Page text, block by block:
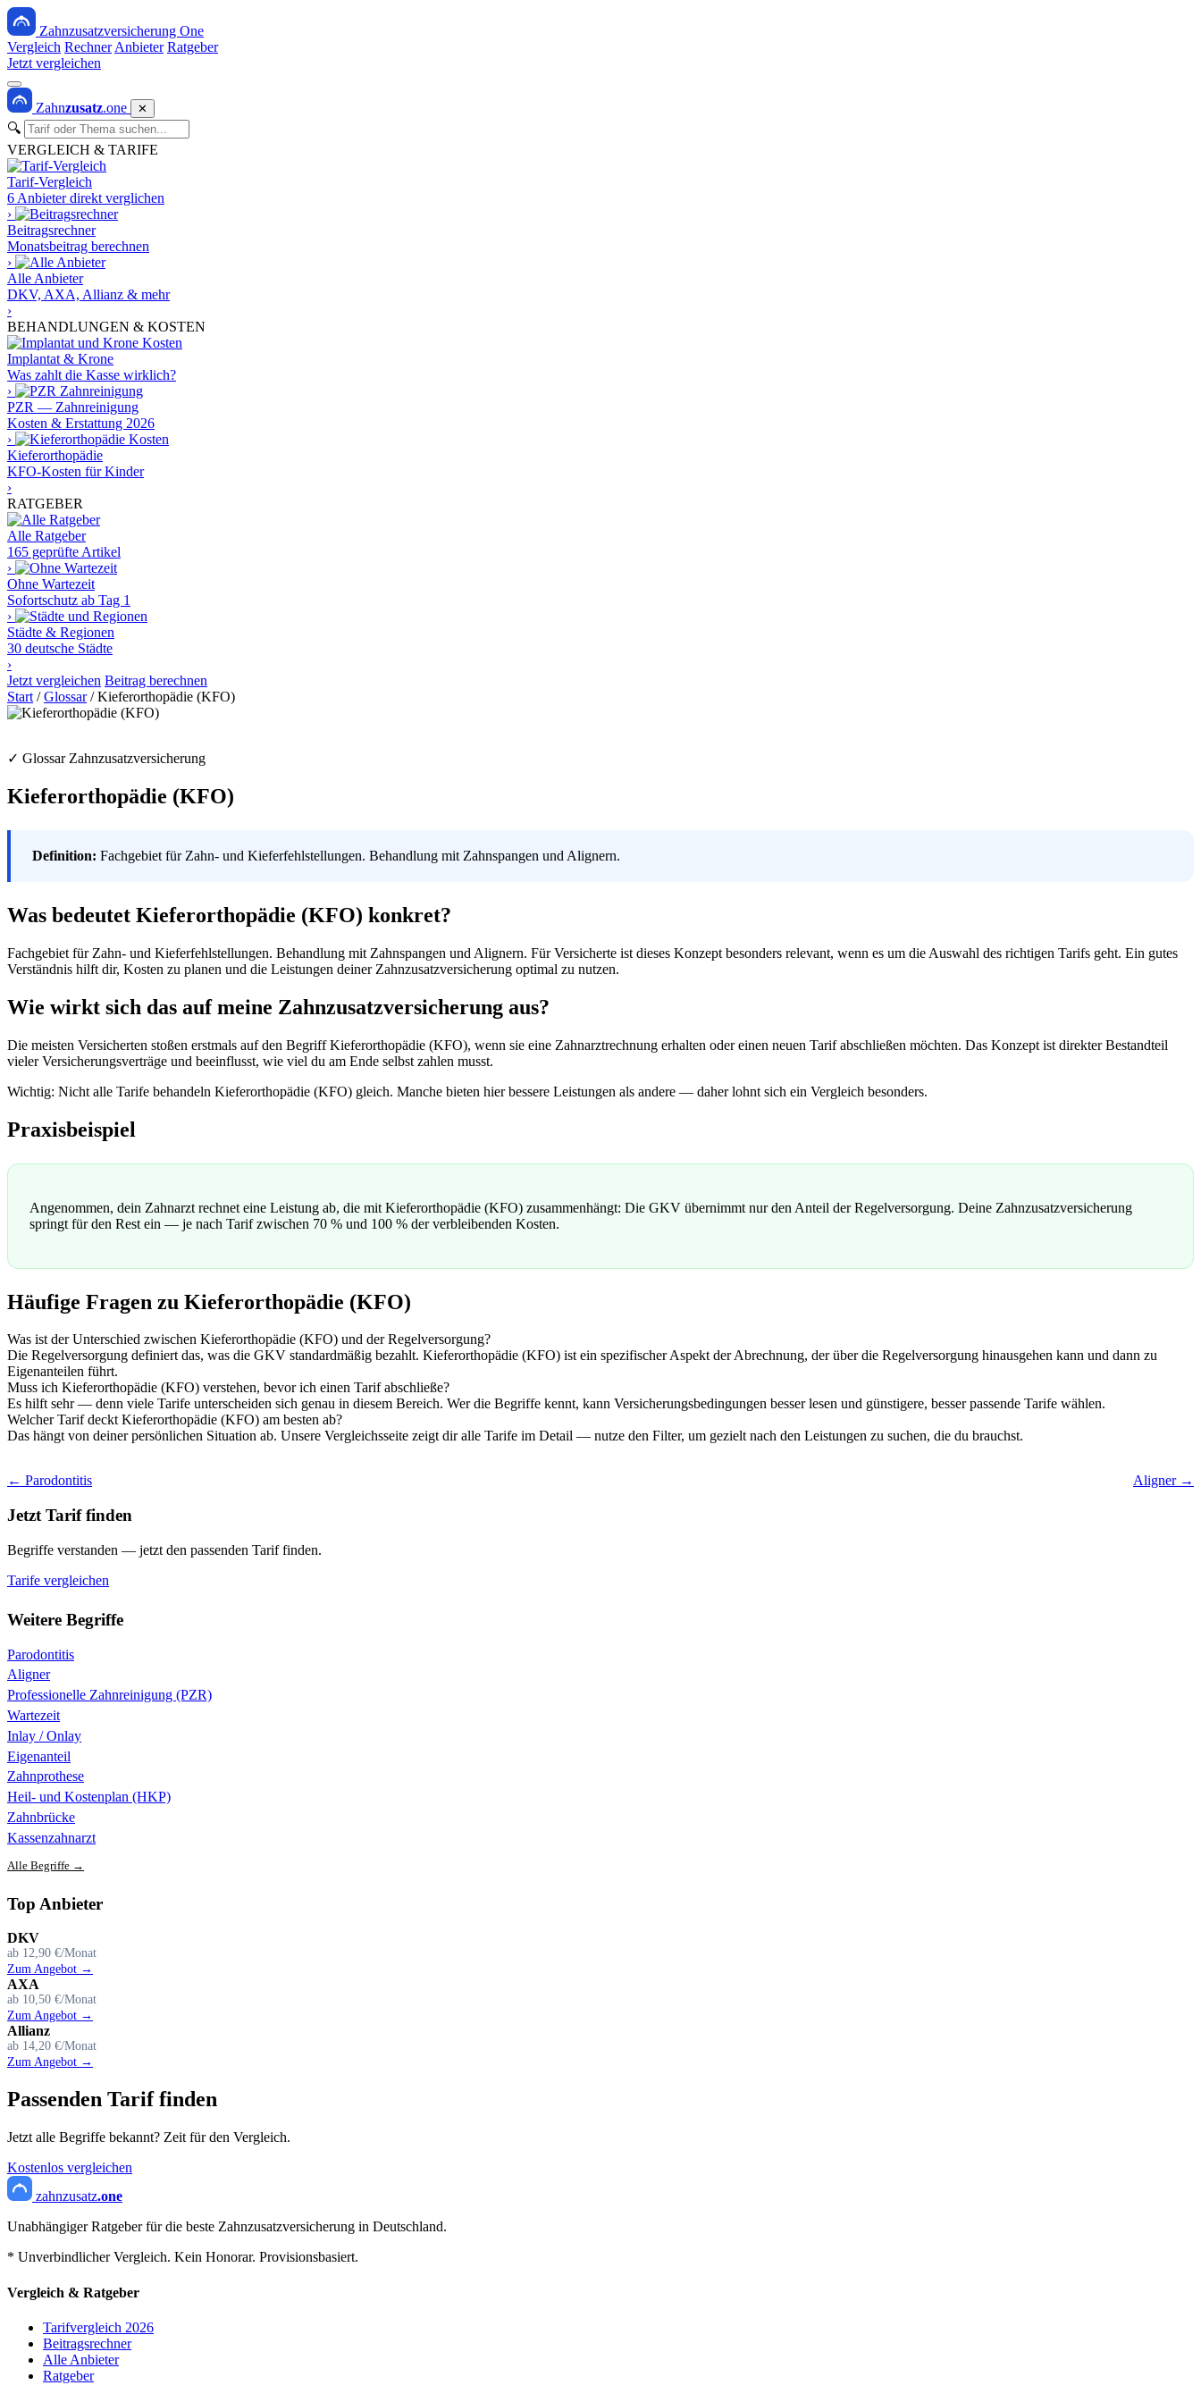
Zahnzusatzversicherung One
Vergleich Rechner Anbieter Ratgeber
Jetzt vergleichen
Zahnzusatz.one ✕
🔍
VERGLEICH & TARIFE
Tarif-Vergleich
6 Anbieter direkt verglichen
›
Beitragsrechner
Monatsbeitrag berechnen
›
Alle Anbieter
DKV, AXA, Allianz & mehr
›
BEHANDLUNGEN & KOSTEN
Implantat & Krone
Was zahlt die Kasse wirklich?
›
PZR — Zahnreinigung
Kosten & Erstattung 2026
›
Kieferorthopädie
KFO-Kosten für Kinder
›
RATGEBER
Alle Ratgeber
165 geprüfte Artikel
›
Ohne Wartezeit
Sofortschutz ab Tag 1
›
Städte & Regionen
30 deutsche Städte
›
Jetzt vergleichen Beitrag berechnen
Start / Glossar / Kieferorthopädie (KFO)
✓ Glossar Zahnzusatzversicherung
Kieferorthopädie (KFO)
Definition: Fachgebiet für Zahn- und Kieferfehlstellungen. Behandlung mit Zahnspangen und Alignern.
Was bedeutet Kieferorthopädie (KFO) konkret?
Fachgebiet für Zahn- und Kieferfehlstellungen. Behandlung mit Zahnspangen und Alignern. Für Versicherte ist dieses Konzept besonders relevant, wenn es um die Auswahl des richtigen Tarifs geht. Ein gutes
Verständnis hilft dir, Kosten zu planen und die Leistungen deiner Zahnzusatzversicherung optimal zu nutzen.
Wie wirkt sich das auf meine Zahnzusatzversicherung aus?
Die meisten Versicherten stoßen erstmals auf den Begriff Kieferorthopädie (KFO), wenn sie eine Zahnarztrechnung erhalten oder einen neuen Tarif abschließen möchten. Das Konzept ist direkter Bestandteil
vieler Versicherungsverträge und beeinflusst, wie viel du am Ende selbst zahlen musst.
Wichtig: Nicht alle Tarife behandeln Kieferorthopädie (KFO) gleich. Manche bieten hier bessere Leistungen als andere — daher lohnt sich ein Vergleich besonders.
Praxisbeispiel
Angenommen, dein Zahnarzt rechnet eine Leistung ab, die mit Kieferorthopädie (KFO) zusammenhängt: Die GKV übernimmt nur den Anteil der Regelversorgung. Deine Zahnzusatzversicherung
springt für den Rest ein — je nach Tarif zwischen 70 % und 100 % der verbleibenden Kosten.
Häufige Fragen zu Kieferorthopädie (KFO)
Was ist der Unterschied zwischen Kieferorthopädie (KFO) und der Regelversorgung?
Die Regelversorgung definiert das, was die GKV standardmäßig bezahlt. Kieferorthopädie (KFO) ist ein spezifischer Aspekt der Abrechnung, der über die Regelversorgung hinausgehen kann und dann zu
Eigenanteilen führt.
Muss ich Kieferorthopädie (KFO) verstehen, bevor ich einen Tarif abschließe?
Es hilft sehr — denn viele Tarife unterscheiden sich genau in diesem Bereich. Wer die Begriffe kennt, kann Versicherungsbedingungen besser lesen und günstigere, besser passende Tarife wählen.
Welcher Tarif deckt Kieferorthopädie (KFO) am besten ab?
Das hängt von deiner persönlichen Situation ab. Unsere Vergleichsseite zeigt dir alle Tarife im Detail — nutze den Filter, um gezielt nach den Leistungen zu suchen, die du brauchst.
← Parodontitis Aligner →
Jetzt Tarif finden
Begriffe verstanden — jetzt den passenden Tarif finden.
Tarife vergleichen
Weitere Begriffe
Parodontitis
Aligner
Professionelle Zahnreinigung (PZR)
Wartezeit
Inlay / Onlay
Eigenanteil
Zahnprothese
Heil- und Kostenplan (HKP)
Zahnbrücke
Kassenzahnarzt
Alle Begriffe →
Top Anbieter
DKV
ab 12,90 €/Monat
Zum Angebot →
AXA
ab 10,50 €/Monat
Zum Angebot →
Allianz
ab 14,20 €/Monat
Zum Angebot →
Passenden Tarif finden
Jetzt alle Begriffe bekannt? Zeit für den Vergleich.
Kostenlos vergleichen
zahnzusatz.one
Unabhängiger Ratgeber für die beste Zahnzusatzversicherung in Deutschland.
* Unverbindlicher Vergleich. Kein Honorar. Provisionsbasiert.
Vergleich & Ratgeber
Tarifvergleich 2026
Beitragsrechner
Alle Anbieter
Ratgeber